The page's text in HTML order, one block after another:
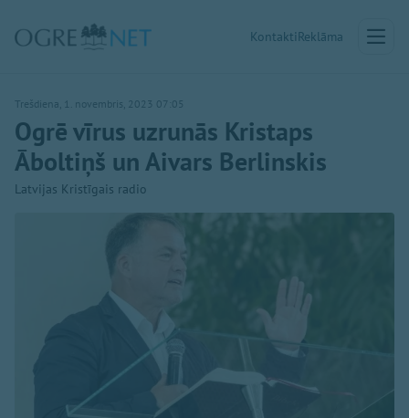
KontaktiReklāma
Trešdiena, 1. novembris, 2023 07:05
Ogrē vīrus uzrunās Kristaps
Āboltiņš un Aivars Berlinskis
Latvijas Kristīgais radio